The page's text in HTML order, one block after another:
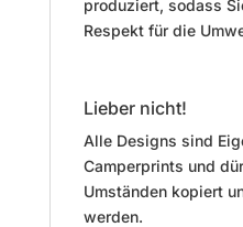
produziert, sodass
Respekt für die
Lieber nicht!
Alle Designs sind
Camperprints und
Umständen kopiert
werden.